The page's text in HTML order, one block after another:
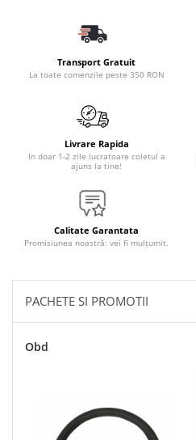
Incarcatoare Auto
Accesorii pentru Roti si Anvelope
Husa Anvelope
Organizatoare Auto
Iluminat Auto
Semnalizari
Accesorii LED
Piese Caroserie
Oglinzi
Lampi si Proiectoare Camion
Transport Gratuit
La toate comenzile peste 350 RON
Livrare Rapida
In doar 1-2 zile lucratoare coletul a
ajuns la tine!
Calitate Garantata
Promisiunea noastră: vei fi mulțumit.
PACHETE SI PROMOTII
Obd